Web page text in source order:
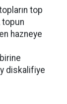
top
topun
hazneye
diskalifiye